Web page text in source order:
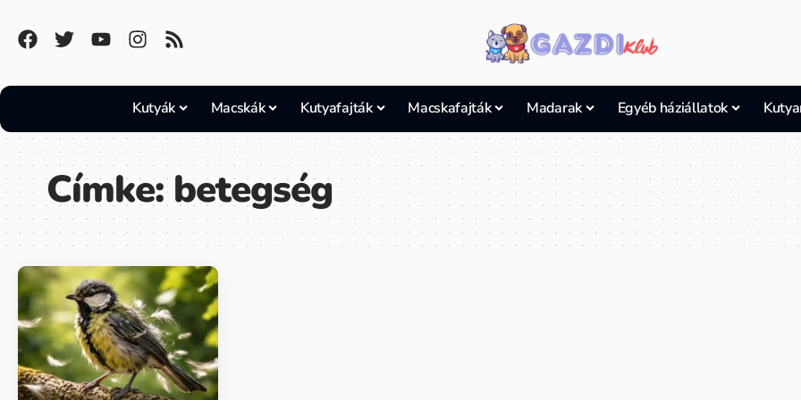
Kutyák Macskák Kutyafajták Macskafajták Madarak Egyéb háziállatok
Címke:betegség